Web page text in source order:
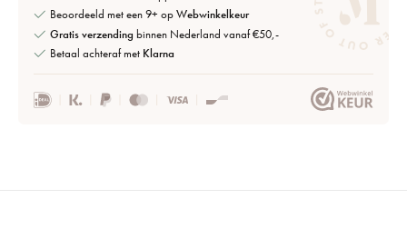
Beoordeeld met een 9+ opWebwinkelkeur
Gratis verzending binnen Nederland vanaf €50,-
Betaal achteraf met Klarna